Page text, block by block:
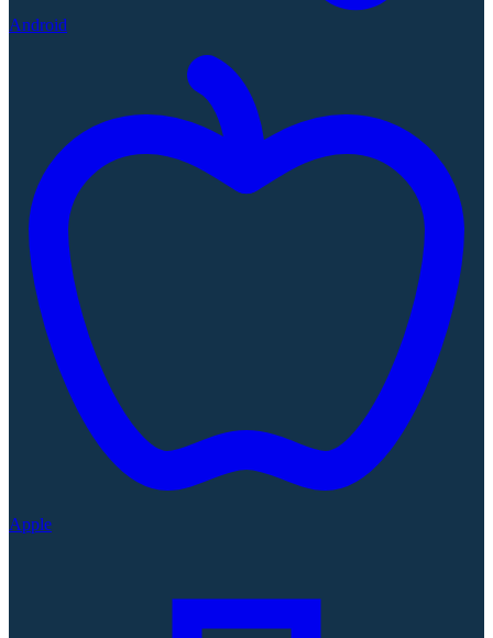
Android
Apple